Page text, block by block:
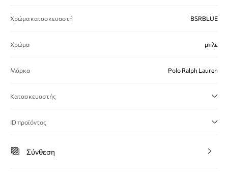
Χρώμα κατασκευαστή BSRBLUE
Χρώμα μπλε
Μάρκα Polo Ralph Lauren
Κατασκευαστής
ID προϊόντος
Σύνθεση